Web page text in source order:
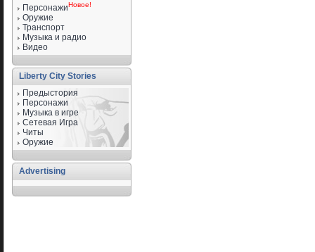
ПерсонажиНовое!
Оружие
Транспорт
Музыка и радио
Видео
Liberty City Stories
Предыстория
Персонажи
Музыка в игре
Сетевая Игра
Читы
Оружие
Advertising